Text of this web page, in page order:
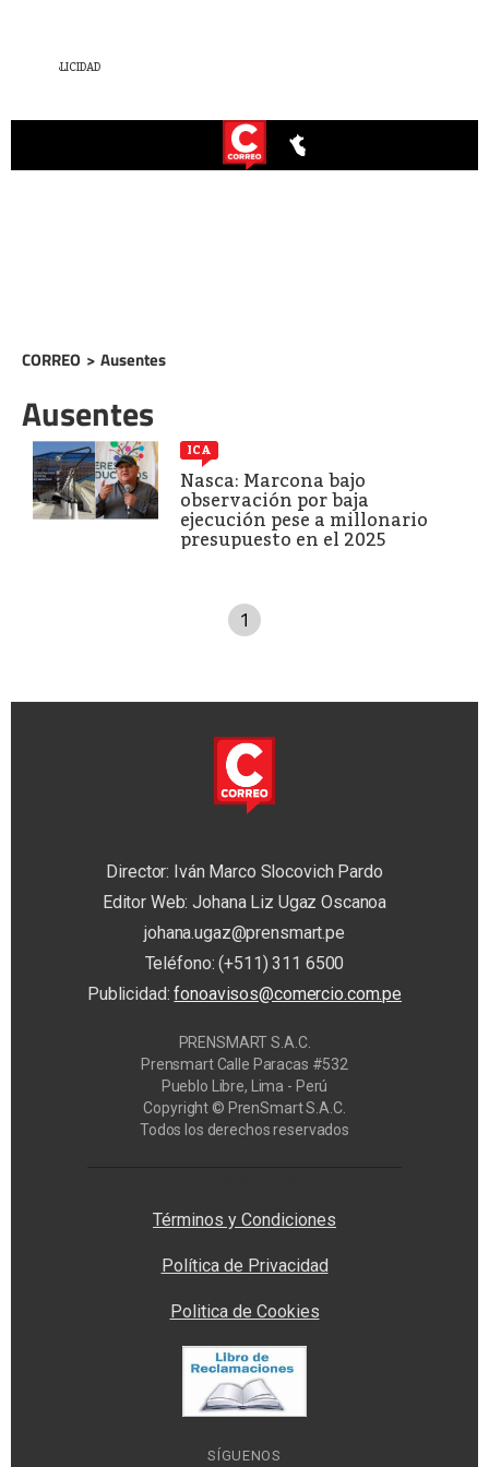
CORREO > Ausentes
Ausentes
ICA
Nasca: Marcona bajo
observación por baja
ejecución pese a millonario
presupuesto en el 2025
1
Director: Iván Marco Slocovich Pardo
Editor Web: Johana Liz Ugaz Oscanoa
johana.ugaz@prensmart.pe
Teléfono: (+511) 311 6500
Publicidad:fonoavisos@comercio.com.pe
PRENSMART S.A.C.
Prensmart Calle Paracas #532
Pueblo Libre, Lima - Perú
Copyright © PrenSmart S.A.C.
Todos los derechos reservados
Términos y Condiciones
Política de Privacidad
Politica de Cookies
SÍGUENOS